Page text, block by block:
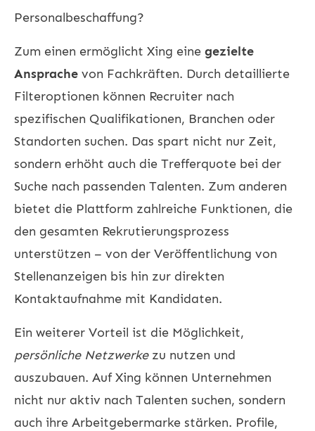
Personalbeschaffung?
Zum einen ermöglicht Xing eine gezielte
Ansprache von Fachkräften. Durch detaillierte
Filteroptionen können Recruiter nach
spezifischen Qualifikationen, Branchen oder
Standorten suchen. Das spart nicht nur Zeit,
sondern erhöht auch die Trefferquote bei der
Suche nach passenden Talenten. Zum anderen
bietet die Plattform zahlreiche Funktionen, die
den gesamten Rekrutierungsprozess
unterstützen – von der Veröffentlichung von
Stellenanzeigen bis hin zur direkten
Kontaktaufnahme mit Kandidaten.
Ein weiterer Vorteil ist die Möglichkeit,
persönliche Netzwerkezu nutzen und
auszubauen. Auf Xing können Unternehmen
nicht nur aktiv nach Talenten suchen, sondern
auch ihre Arbeitgebermarke stärken. Profile,